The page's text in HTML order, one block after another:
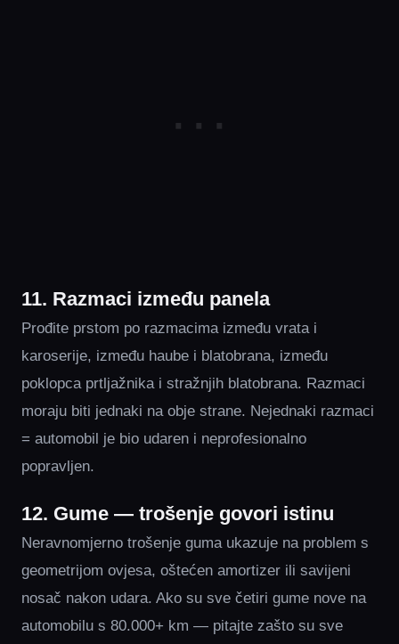
11. Razmaci između panela
Prođite prstom po razmacima između vrata i
karoserije, između haube i blatobrana, između
poklopca prtljažnika i stražnjih blatobrana. Razmaci
moraju biti jednaki na obje strane. Nejednaki razmaci
= automobil je bio udaren i neprofesionalno
popravljen.
12. Gume — trošenje govori istinu
Neravnomjerno trošenje guma ukazuje na problem s
geometrijom ovjesa, oštećen amortizer ili savijeni
nosač nakon udara. Ako su sve četiri gume nove na
automobilu s 80.000+ km — pitajte zašto su sve